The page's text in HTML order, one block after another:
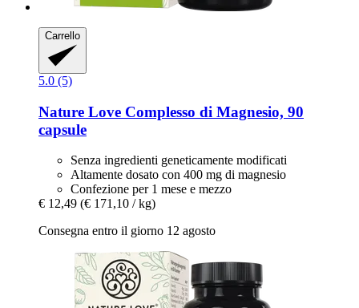
Carrello
5.0 (5)
Nature Love Complesso di Magnesio, 90
capsule
Senza ingredienti geneticamente modificati
Altamente dosato con 400 mg di magnesio
Confezione per 1 mese e mezzo
€ 12,49 (€ 171,10 / kg)
Consegna entro il giorno 12 agosto